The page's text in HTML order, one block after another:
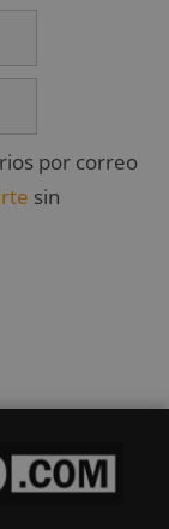
por correo
sin